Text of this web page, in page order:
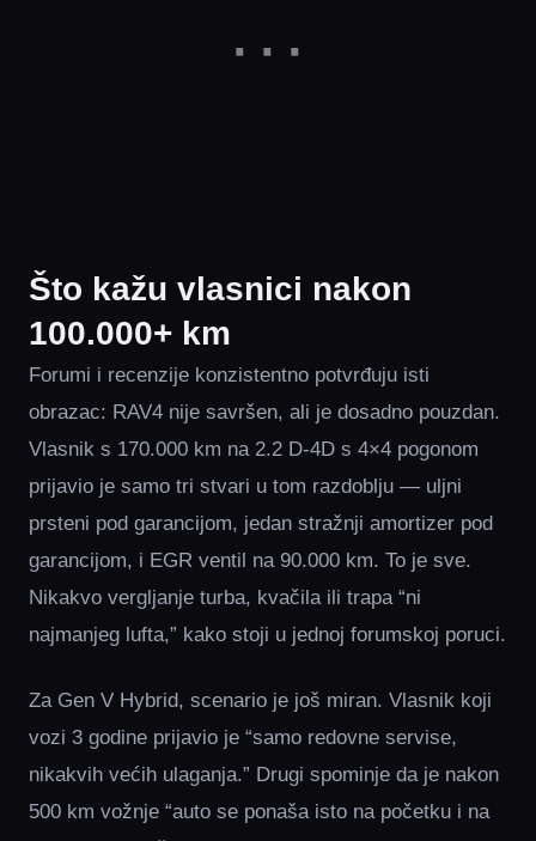
Što kažu vlasnici nakon
100.000+ km
Forumi i recenzije konzistentno potvrđuju isti
obrazac: RAV4 nije savršen, ali je dosadno pouzdan.
Vlasnik s 170.000 km na 2.2 D-4D s 4×4 pogonom
prijavio je samo tri stvari u tom razdoblju — uljni
prsteni pod garancijom, jedan stražnji amortizer pod
garancijom, i EGR ventil na 90.000 km. To je sve.
Nikakvo vergljanje turba, kvačila ili trapa “ni
najmanjeg lufta,” kako stoji u jednoj forumskoj poruci.
Za Gen V Hybrid, scenario je još miran. Vlasnik koji
vozi 3 godine prijavio je “samo redovne servise,
nikakvih većih ulaganja.” Drugi spominje da je nakon
500 km vožnje “auto se ponaša isto na početku i na